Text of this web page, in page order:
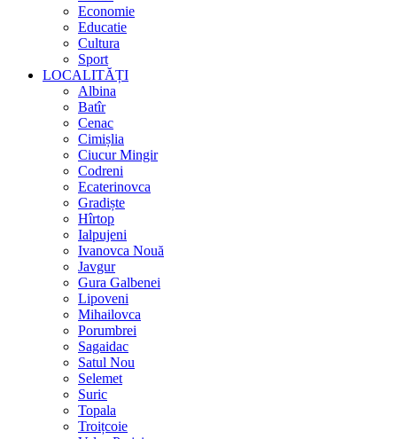
Economie
Educatie
Cultura
Sport
LOCALITĂȚI
Albina
Batîr
Cenac
Cimișlia
Ciucur Mingir
Codreni
Ecaterinovca
Gradiște
Hîrtop
Ialpujeni
Ivanovca Nouă
Javgur
Gura Galbenei
Lipoveni
Mihailovca
Porumbrei
Sagaidac
Satul Nou
Selemet
Suric
Topala
Troițcoie